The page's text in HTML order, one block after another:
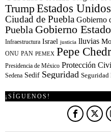
TrumpEstados Unidos
Ciudad de Puebla Gobierno
Puebla Gobierno
Infraestructura Israel justicia lluvias
ONU PAN PEMEX Pepe
Presidencia de México Protección
Sedena Sedif Seguridad Seguridad
¡SÍGUENOS!